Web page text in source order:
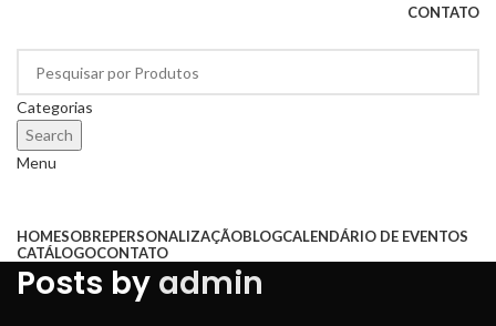
CONTATO
Categorias
Search
Menu
HOMESOBREPERSONALIZAÇÃOBLOGCALENDÁRIO DE EVENTOS
CATÁLOGOCONTATO
Posts by admin